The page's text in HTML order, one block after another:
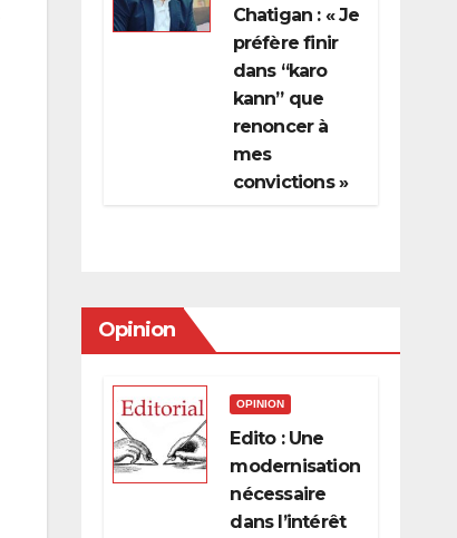
Chatigan : « Je
préfère finir
dans “karo
kann” que
renoncer à
mes
convictions »
Opinion
OPINION
Edito : Une
modernisation
nécessaire
dans l’intérêt